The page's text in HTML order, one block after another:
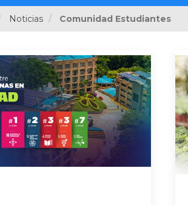
Noticias Comunidad Estudiantes